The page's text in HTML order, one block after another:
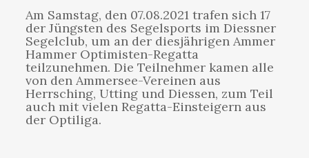
Am Samstag, den 07.08.2021 trafen sich 17
der Jüngsten des Segelsports im Diessner
Segelclub, um an der diesjährigen Ammer
Hammer Optimisten-Regatta
teilzunehmen. Die Teilnehmer kamen alle
von den Ammersee-Vereinen aus
Herrsching, Utting und Diessen, zum Teil
auch mit vielen Regatta-Einsteigern aus
der Optiliga.